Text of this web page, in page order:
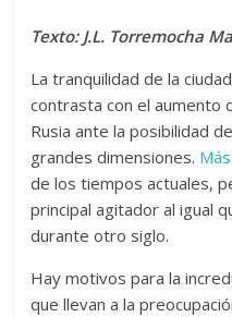
Texto: J.L. Torremocha
La tranquilidad de la
contrasta con el aumento
Rusia ante la posibilidad
grandes dimensiones.
de los tiempos actuales,
principal agitador al igual
durante otro siglo.
Hay motivos para la
que llevan a la